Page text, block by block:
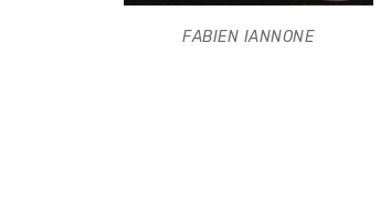
FABIEN IANNONE